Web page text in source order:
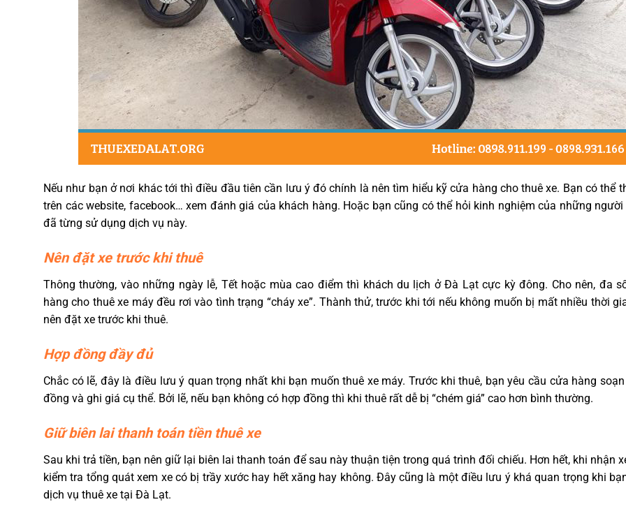
Nếu như bạn ở nơi khác tới thì điều đầu tiên cần lưu ý đó chính là nên tìm hiểu kỹ cửa hàng cho thuê xe. Bạn có thể
trên các website, facebook… xem đánh giá của khách hàng. Hoặc bạn cũng có thể hỏi kinh nghiệm của những người
đã từng sử dụng dịch vụ này.
Nên đặt xe trước khi thuê
Thông thường, vào những ngày lễ, Tết hoặc mùa cao điểm thì khách du lịch ở Đà Lạt cực kỳ đông. Cho nên, đa
hàng cho thuê xe máy đều rơi vào tình trạng “cháy xe”. Thành thử, trước khi tới nếu không muốn bị mất nhiều thời
nên đặt xe trước khi thuê.
Hợp đồng đầy đủ
Chắc có lẽ, đây là điều lưu ý quan trọng nhất khi bạn muốn thuê xe máy. Trước khi thuê, bạn yêu cầu cửa hàng
đồng và ghi giá cụ thể. Bởi lẽ, nếu bạn không có hợp đồng thì khi thuê rất dễ bị “chém giá” cao hơn bình thường.
Giữ biên lai thanh toán tiền thuê xe
Sau khi trả tiền, bạn nên giữ lại biên lai thanh toán để sau này thuận tiện trong quá trình đối chiếu. Hơn hết, khi nhận
kiểm tra tổng quát xem xe có bị trầy xước hay hết xăng hay không. Đây cũng là một điều lưu ý khá quan trọng khi
dịch vụ thuê xe tại Đà Lạt.